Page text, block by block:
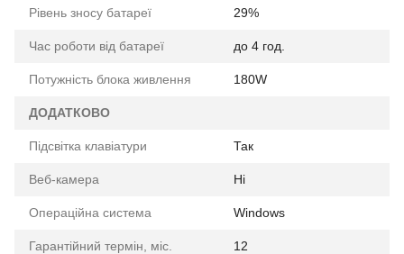
Рівень зносу батареї 29%
Час роботи від батареї до 4 год.
Потужність блока живлення 180W
ДОДАТКОВО
Підсвітка клавіатури Так
Веб-камера Ні
Операційна система Windows
Гарантійний термін, міс. 12